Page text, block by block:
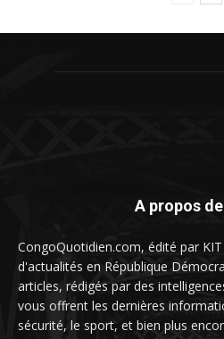
A propos
CongoQuotidien.com, édité par
d'actualités en République
articles, rédigés par des
vous offrent les dernières
sécurité, le sport, et bien plus